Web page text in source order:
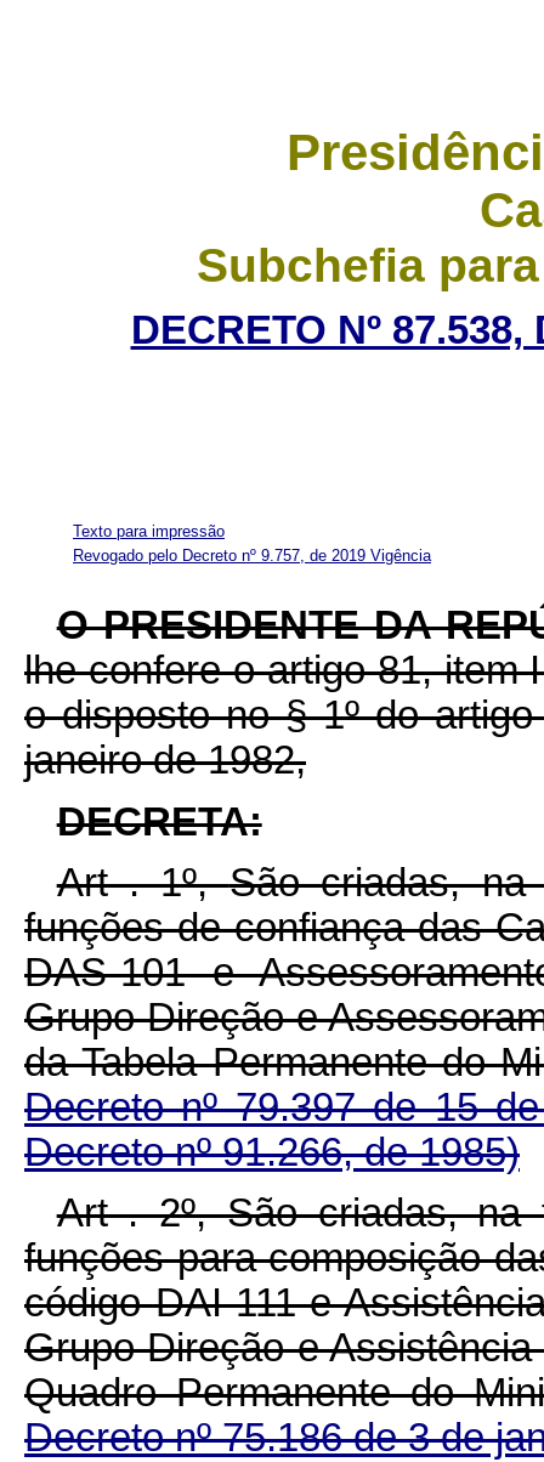
Subchefia
DECRETO Nº
Texto para impressão
Revogado pelo Decreto nº 9.757, de 2019 Vigência
O PRESIDENTE DA
lhe confere o artigo 81, item
o disposto no § 1º do
janeiro de 1982,
DECRETA:
Art . 1º,São criadas,
funções de confiança das
DAS-101 e
Grupo Direção e
da Tabela Permanente do
Decreto nº 79.397 de 15
Decreto nº 91.266, de 1985)
Art . 2º, São criadas, na
funções para composição
código DAI-111 e
Grupo Direção e
Quadro Permanente do
Decreto nº 75.186 de 3 de